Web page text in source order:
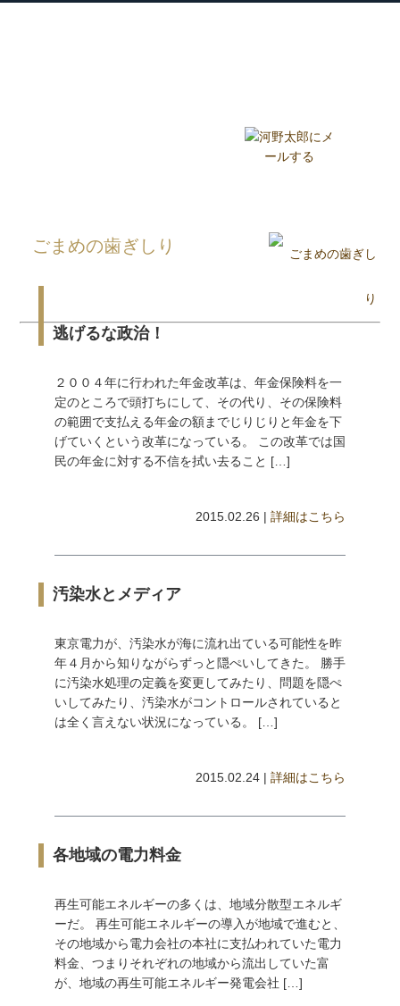
ごまめの歯ぎしり
逃げるな政治！
２００４年に行われた年金改革は、年金保険料を一
定のところで頭打ちにして、その代り、その保険料
の範囲で支払える年金の額までじりじりと年金を下
げていくという改革になっている。 この改革では国
民の年金に対する不信を拭い去ること […]
2015.02.26 |詳細はこちら
汚染水とメディア
東京電力が、汚染水が海に流れ出ている可能性を昨
年４月から知りながらずっと隠ぺいしてきた。 勝手
に汚染水処理の定義を変更してみたり、問題を隠ぺ
いしてみたり、汚染水がコントロールされていると
は全く言えない状況になっている。 […]
2015.02.24 |詳細はこちら
各地域の電力料金
再生可能エネルギーの多くは、地域分散型エネルギ
ーだ。 再生可能エネルギーの導入が地域で進むと、
その地域から電力会社の本社に支払われていた電力
料金、つまりそれぞれの地域から流出していた富
が、地域の再生可能エネルギー発電会社 […]